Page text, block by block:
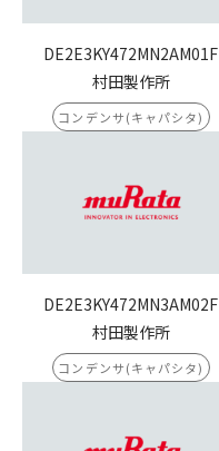
DE2E3KY472MN2AM01F
村田製作所
コンデンサ(キャパシタ)
DE2E3KY472MN3AM02F
村田製作所
コンデンサ(キャパシタ)